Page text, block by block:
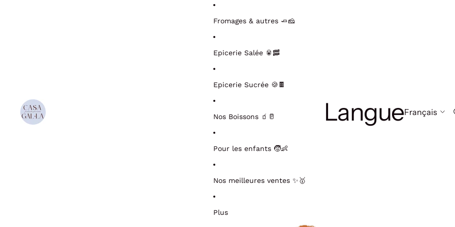
Fromages & autres 🧈🧀
Epicerie Salée 🥫🥓
Epicerie Sucrée 🍪🍫
Nos Boissons 🧃🥛
Pour les enfants 🧒👶
Nos meilleures ventes ✨🥇
Plus
Langue